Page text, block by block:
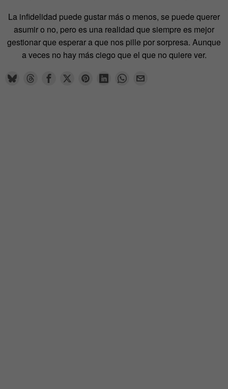
La infidelidad puede gustar más o menos, se puede querer
asumir o no, pero es una realidad que siempre es mejor
gestionar que esperar a que nos pille por sorpresa. Aunque
a veces no hay más ciego que el que no quiere ver.